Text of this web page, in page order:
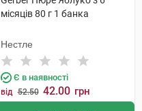
місяців 80 г 1 банка
Нестле
Є в наявності
від 52.50 42.00 грн